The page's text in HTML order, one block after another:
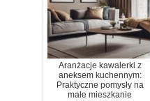
Aranżacje kawalerki z
aneksem kuchennym:
Praktyczne pomysły na
małe mieszkanie